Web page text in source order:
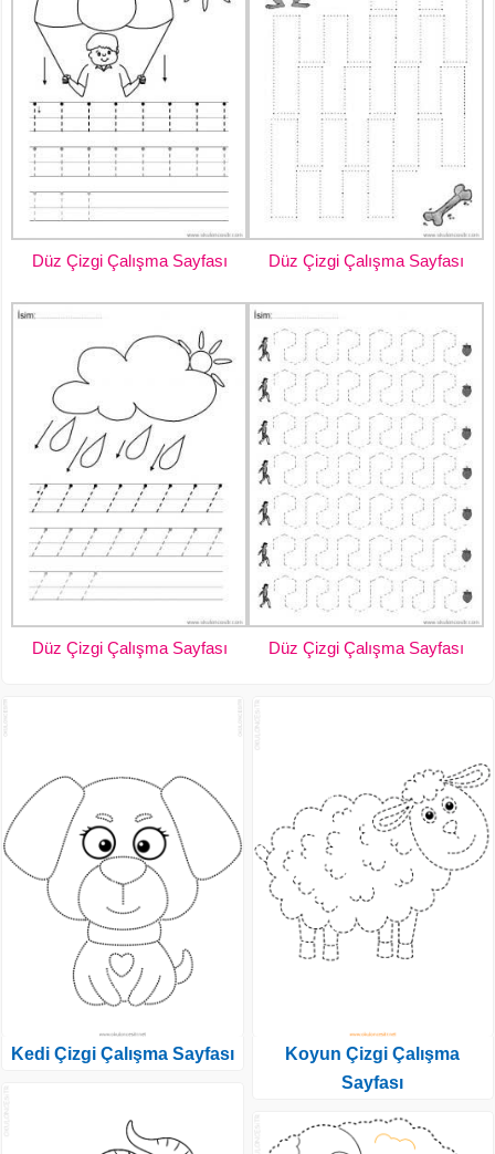
Düz Çizgi Çalışma Sayfası Düz Çizgi Çalışma Sayfası
Düz Çizgi Çalışma Sayfası Düz Çizgi Çalışma Sayfası
Kedi Çizgi Çalışma Sayfası
Koyun Çizgi Çalışma
Sayfası